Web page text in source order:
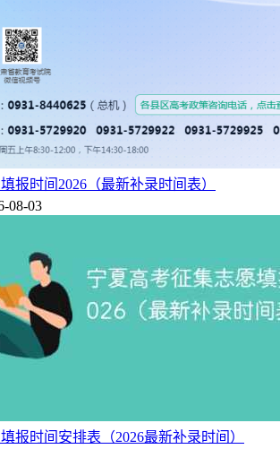
报时间2026（最新补录时间表）
08-03
报时间安排表（2026最新补录时间）